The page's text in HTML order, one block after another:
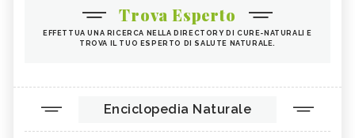
Trova Esperto
EFFETTUA UNA RICERCA NELLA DIRECTORY DI CURE-NATURALI E
TROVA IL TUO ESPERTO DI SALUTE NATURALE.
Enciclopedia Naturale